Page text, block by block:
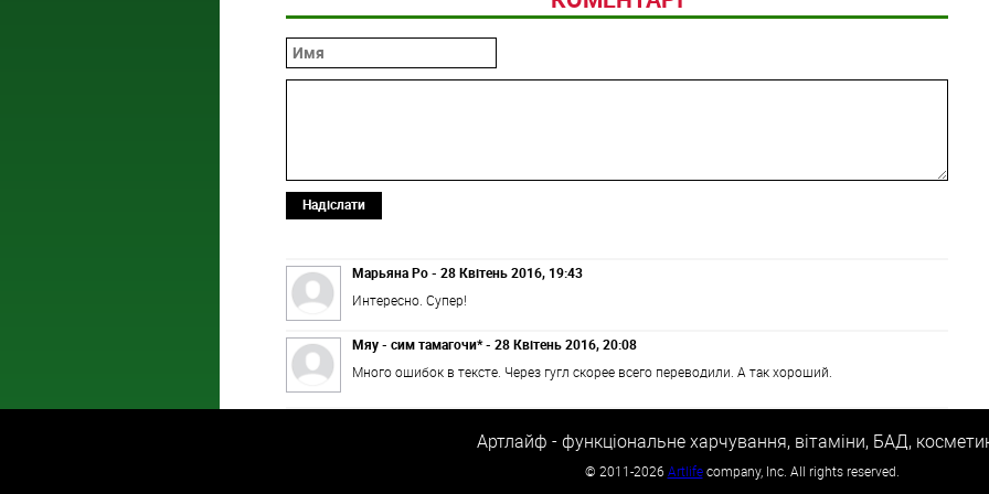
Надіслати
Марьяна Ро - 28 Квітень 2016, 19:43
Интересно. Супер!
Мяу - сим тамагочи* - 28 Квітень 2016, 20:08
Много ошибок в тексте. Через гугл скорее всего переводили. А так хороший.
Артлайф - функціональне харчування, вітаміни, БАД,
© 2011-2026 Artlifecompany, Inc. All rights reserved.